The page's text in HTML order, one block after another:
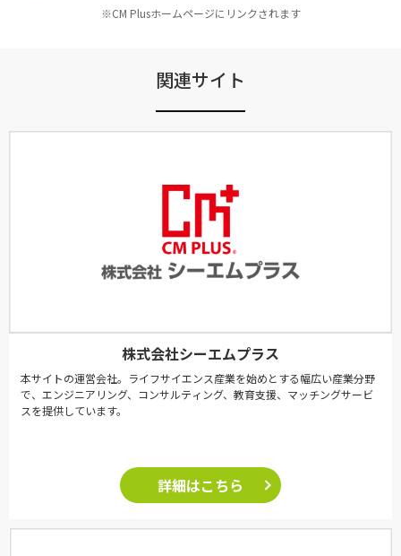
※CM Plusホームページにリンクされます
関連サイト
株式会社シーエムプラス
本サイトの運営会社。ライフサイエンス産業を始めとする幅広い産業分野
で、エンジニアリング、コンサルティング、教育支援、マッチングサービ
スを提供しています。
詳細はこちら